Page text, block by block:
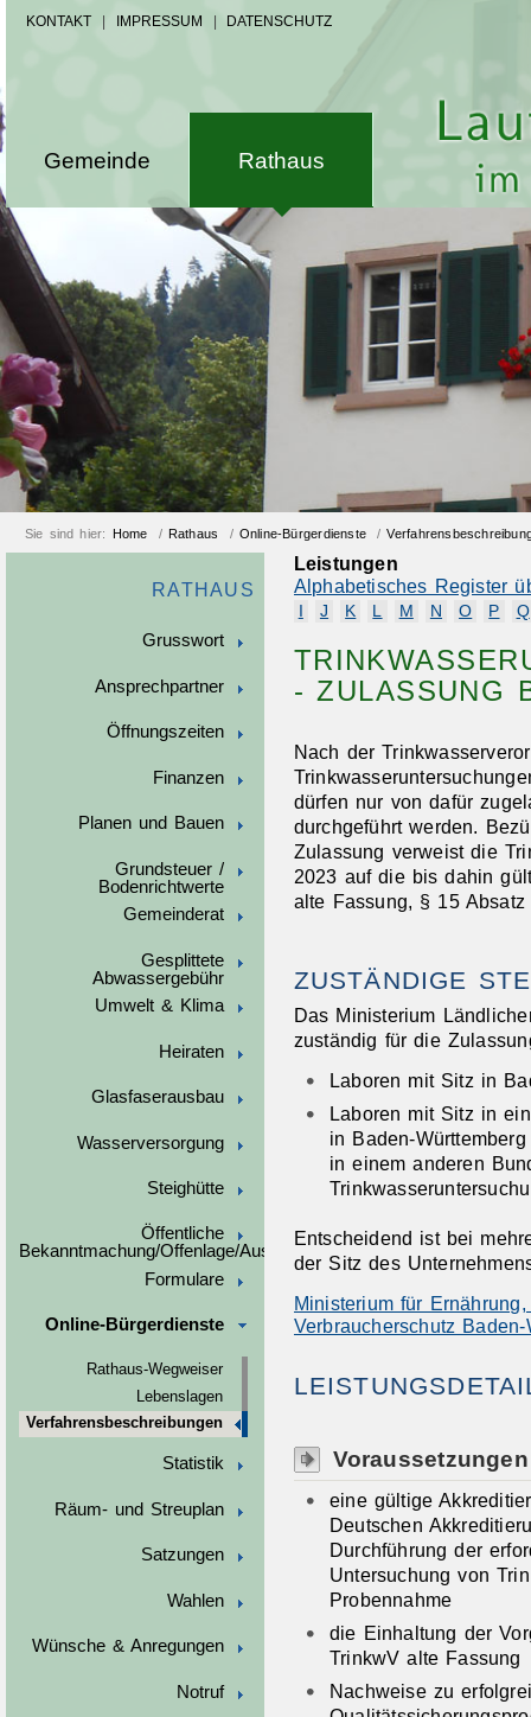
KONTAKT IMPRESSUM DATENSCHUTZ
Gemeinde Rathaus
Sie sind hier: Home / Rathaus / Online-Bürgerdienste /
RATHAUS
Grusswort
Ansprechpartner
Öffnungszeiten
Finanzen
Planen und Bauen
Grundsteuer /
Bodenrichtwerte
Gemeinderat
Gesplittete
Abwassergebühr
Umwelt & Klima
Heiraten
Glasfaserausbau
Wasserversorgung
Steighütte
Öffentliche
Bekanntmachung/Offenlage/Ausschreibungen
Formulare
Online-Bürgerdienste
Rathaus-Wegweiser
Lebenslagen
Verfahrensbeschreibungen
Statistik
Räum- und Streuplan
Satzungen
Wahlen
Wünsche & Anregungen
Notruf
Leistungen
Alphabetisches Register
J K L M N O P Q
- ZULASSUNG
Nach der
dürfen nur von dafür
durchgeführt werden.
Zulassung verweist die
2023 auf die bis dahin
alte Fassung, § 15 Absatz
ZUSTÄNDIGE
Das Ministerium
zuständig für die
Laboren mit Sitz in
Laboren mit Sitz in
in Baden-
in einem anderen
Entscheidend ist bei
der Sitz des
Ministerium für
Verbraucherschutz Baden-
Voraussetzungen
eine gültige
Deutschen
Durchführung der
Untersuchung von
Probennahme
die Einhaltung der
TrinkwV alte Fassung
Nachweise zu